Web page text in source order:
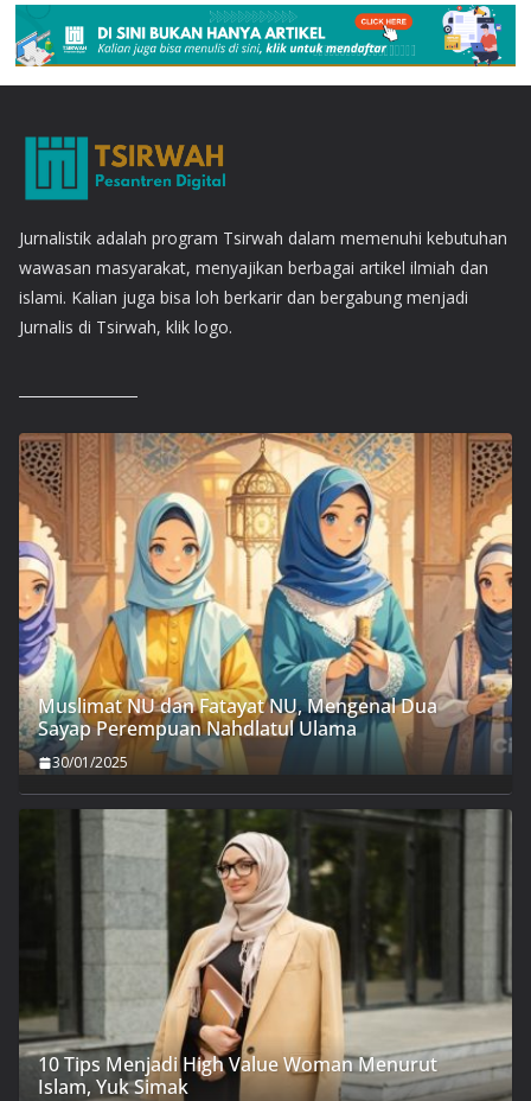
Jurnalistik adalah program Tsirwah dalam memenuhi kebutuhan
wawasan masyarakat, menyajikan berbagai artikel ilmiah dan
islami. Kalian juga bisa loh berkarir dan bergabung menjadi
Jurnalis di Tsirwah, klik logo.
Muslimat NU dan Fatayat NU, Mengenal Dua
Sayap Perempuan Nahdlatul Ulama
30/01/2025
10 Tips Menjadi High Value Woman Menurut
Islam, Yuk Simak